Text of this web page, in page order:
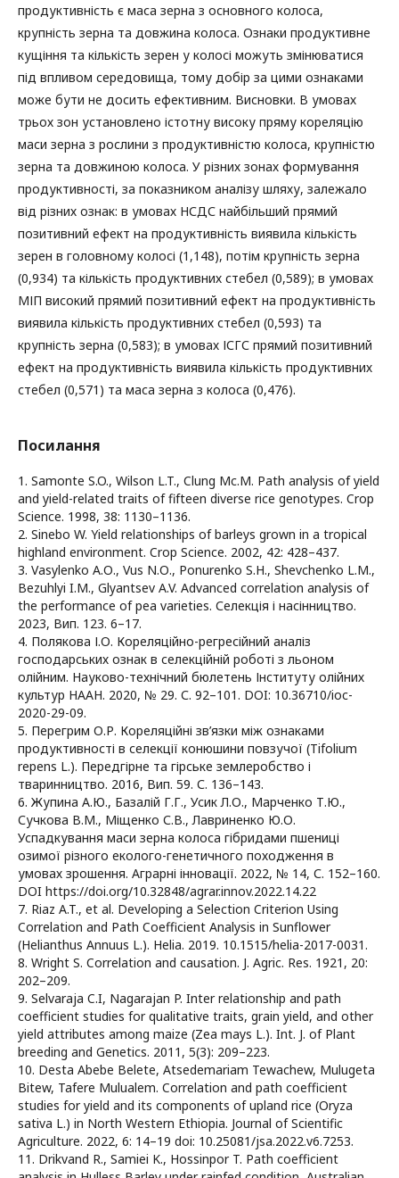
продуктивність є маса зерна з основного колоса,
крупність зерна та довжина колоса. Ознаки продуктивне
кущіння та кількість зерен у колосі можуть змінюватися
під впливом середовища, тому добір за цими ознаками
може бути не досить ефективним. Висновки. В умовах
трьох зон установлено істотну високу пряму кореляцію
маси зерна з рослини з продуктивністю колоса, крупністю
зерна та довжиною колоса. У різних зонах формування
продуктивності, за показником аналізу шляху, залежало
від різних ознак: в умовах НСДС найбільший прямий
позитивний ефект на продуктивність виявила кількість
зерен в головному колосі (1,148), потім крупність зерна
(0,934) та кількість продуктивних стебел (0,589); в умовах
МІП високий прямий позитивний ефект на продуктивність
виявила кількість продуктивних стебел (0,593) та
крупність зерна (0,583); в умовах ІСГС прямий позитивний
ефект на продуктивність виявила кількість продуктивних
стебел (0,571) та маса зерна з колоса (0,476).
Посилання
1. Samonte S.O., Wilson L.T., Clung Mc.M. Path analysis of yield
and yield-related traits of fifteen diverse rice genotypes. Crop
Science. 1998, 38: 1130–1136.
2. Sinebo W. Yield relationships of barleys grown in a tropical
highland environment. Crop Science. 2002, 42: 428–437.
3. Vasylenko A.О., Vus N.О., Ponurenko S.H., Shevchenko L.M.,
Bezuhlyi I.M., Glyantsev A.V. Аdvanced correlation analysis of
the performance of pea varieties. Селекція і насінництво.
2023, Вип. 123. 6–17.
4. Полякова І.О. Кореляційно-регресійний аналіз
господарських ознак в селекційній роботі з льоном
олійним. Науково-технічний бюлетень Інституту олійних
культур НААН. 2020, № 29. С. 92–101. DOI: 10.36710/ioc-
2020-29-09.
5. Перегрим О.Р. Кореляційні зв’язки між ознаками
продуктивності в селекції конюшини повзучої (Tifolium
repens L.). Передгірне та гірське землеробство і
тваринництво. 2016, Вип. 59. С. 136–143.
6. Жупина А.Ю., Базалій Г.Г., Усик Л.О., Марченко Т.Ю.,
Сучкова В.М., Міщенко С.В., Лавриненко Ю.О.
Успадкування маси зерна колоса гібридами пшениці
озимої різного еколого-генетичного походження в
умовах зрошення. Аграрні інновації. 2022, № 14, С. 152–160.
DOI https://doi.org/10.32848/agrar.innov.2022.14.22
7. Riaz A.T., et al. Developing a Selection Criterion Using
Correlation and Path Coefficient Analysis in Sunflower
(Helianthus Annuus L.). Helia. 2019. 10.1515/helia-2017-0031.
8. Wright S. Correlation and causation. J. Agric. Res. 1921, 20:
202–209.
9. Selvaraja C.I, Nagarajan P. Inter relationship and path
coefficient studies for qualitative traits, grain yield, and other
yield attributes among maize (Zea mays L.). Int. J. of Plant
breeding and Genetics. 2011, 5(3): 209–223.
10. Desta Abebe Belete, Atsedemariam Tewachew, Mulugeta
Bitew, Tafere Mulualem. Correlation and path coefficient
studies for yield and its components of upland rice (Oryza
sativa L.) in North Western Ethiopia. Journal of Scientific
Agriculture. 2022, 6: 14–19 doi: 10.25081/jsa.2022.v6.7253.
11. Drikvand R., Samiei K., Hossinpor T. Path coefficient